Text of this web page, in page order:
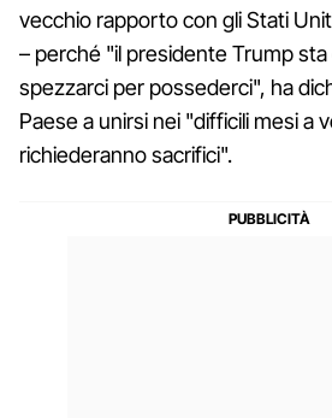
vecchio rapporto con gli Stati
– perché "il presidente Trump
spezzarci per possederci", ha
Paese a unirsi nei "difficili mesi a
richiederanno sacrifici".